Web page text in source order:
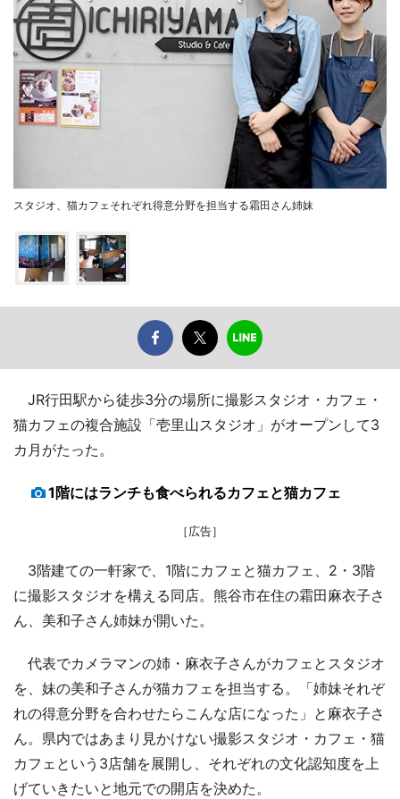
スタジオ、猫カフェそれぞれ得意分野を担当する霜田さん姉妹
JR行田駅から徒歩3分の場所に撮影スタジオ・カフェ・
猫カフェの複合施設「壱里山スタジオ」がオープンして3
カ月がたった。
1階にはランチも食べられるカフェと猫カフェ
［広告］
3階建ての一軒家で、1階にカフェと猫カフェ、2・3階
に撮影スタジオを構える同店。熊谷市在住の霜田麻衣子さ
ん、美和子さん姉妹が開いた。
代表でカメラマンの姉・麻衣子さんがカフェとスタジオ
を、妹の美和子さんが猫カフェを担当する。「姉妹それぞ
れの得意分野を合わせたらこんな店になった」と麻衣子さ
ん。県内ではあまり見かけない撮影スタジオ・カフェ・猫
カフェという3店舗を展開し、それぞれの文化認知度を上
げていきたいと地元での開店を決めた。